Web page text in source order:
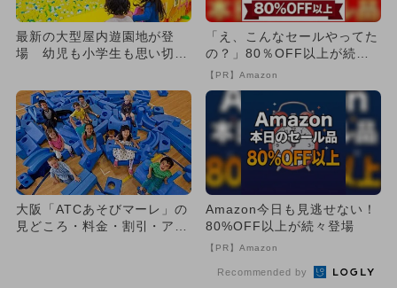
最新の大型屋内遊園地が登
場 幼児も小学生も思い切り
「え、こんなセールやってた
の？」80％OFF以上が続々
登場！Amazonの本気が...
【PR】Amazon
大阪「ATCあそびマーレ」の
見どころ・料金・割引・アク
Amazon今日も見逃せない！
80%OFF以上が続々登場
【PR】Amazon
Recommended by